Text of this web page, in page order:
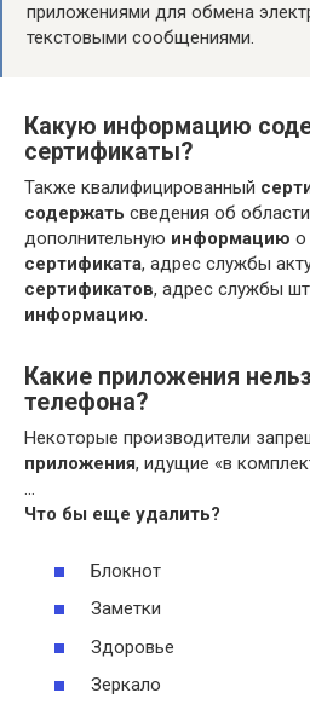
приложениями для обмена
текстовыми сообщениями.
Какую информацию
сертификаты?
Также квалифицированный
содержать сведения об
дополнительную информацию о
сертификата, адрес службы
сертификатов, адрес службы
информацию.
Какие приложения
телефона?
Некоторые производители
приложения, идущие «в
…
Что бы еще удалить?
Блокнот
Заметки
Здоровье
Зеркало